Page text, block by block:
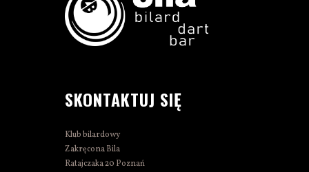
SKONTAKTUJ SIĘ
Klub bilardowy
Zakręcona Bila
Ratajczaka 20 Poznań